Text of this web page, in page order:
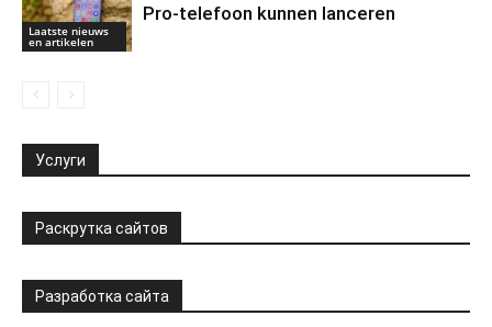
Laatste nieuws
en artikelen
Pro-telefoon kunnen lanceren
Услуги
Раскрутка сайтов
Разработка сайта